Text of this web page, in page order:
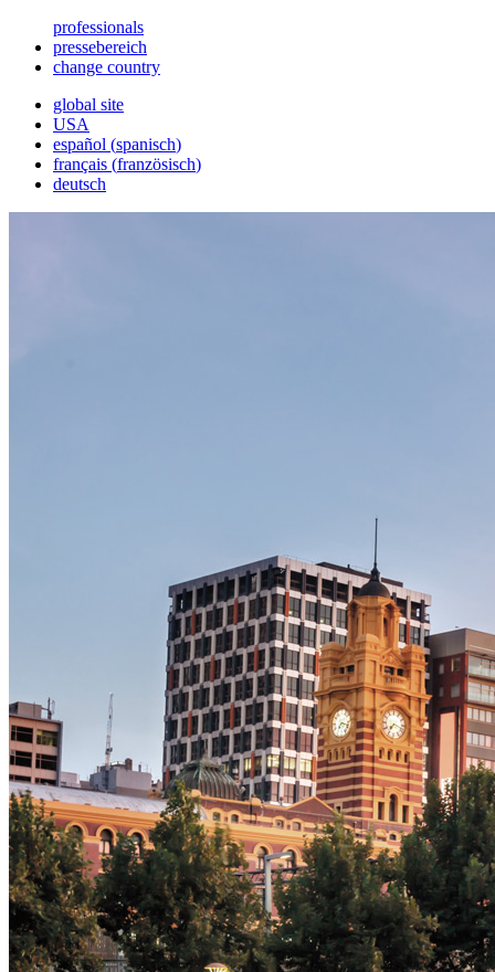
professionals
pressebereich
change country
global site
USA
español (spanisch)
français (französisch)
deutsch